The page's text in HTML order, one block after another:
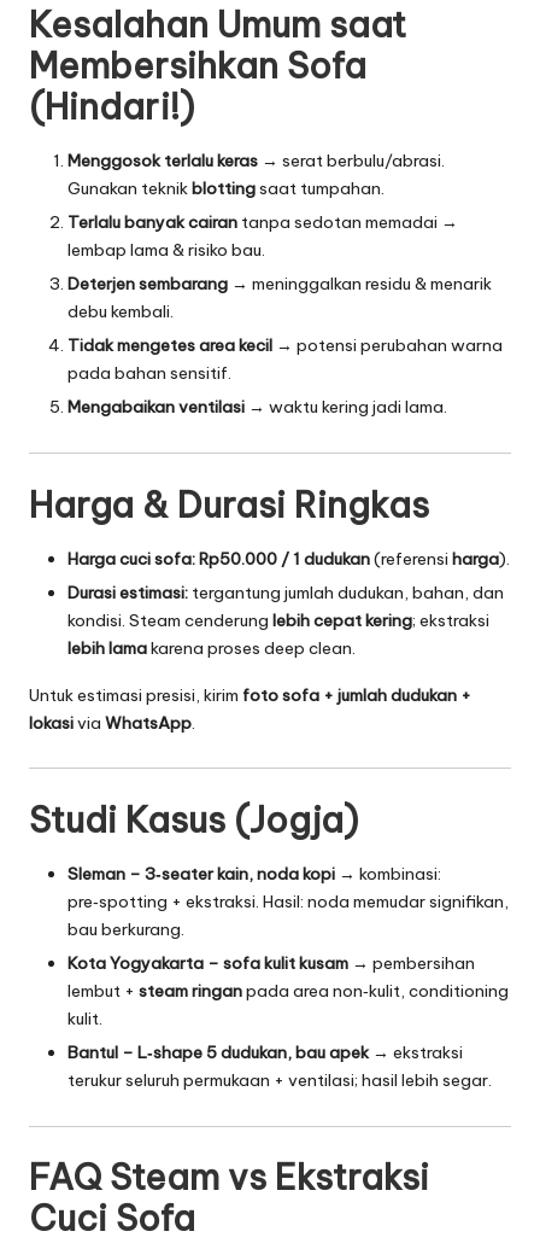
Kesalahan Umum saat
Membersihkan Sofa
(Hindari!)
Menggosok terlalu keras → serat berbulu/abrasi.
Gunakan teknikblottingsaat tumpahan.
Terlalu banyak cairan tanpa sedotan memadai →
lembap lama & risiko bau.
Deterjen sembarang → meninggalkan residu & menarik
debu kembali.
Tidak mengetes area kecil → potensi perubahan warna
pada bahan sensitif.
Mengabaikan ventilasi → waktu kering jadi lama.
Harga & Durasi Ringkas
Harga cuci sofa:Rp50.000 / 1 dudukan(referensi harga).
Durasi estimasi: tergantung jumlah dudukan, bahan, dan
kondisi. Steam cenderung lebih cepat kering; ekstraksi
lebih lamakarena proses deep clean.
Untuk estimasi presisi, kirim foto sofa + jumlah dudukan +
lokasivia WhatsApp.
Studi Kasus (Jogja)
Sleman – 3‑seater kain, noda kopi → kombinasi:
pre‑spotting + ekstraksi. Hasil: noda memudar signifikan,
bau berkurang.
Kota Yogyakarta – sofa kulit kusam → pembersihan
lembut + steam ringanpada area non‑kulit, conditioning
kulit.
Bantul – L‑shape 5 dudukan, bau apek→ ekstraksi
terukur seluruh permukaan + ventilasi; hasil lebih segar.
FAQ Steam vs Ekstraksi
Cuci Sofa